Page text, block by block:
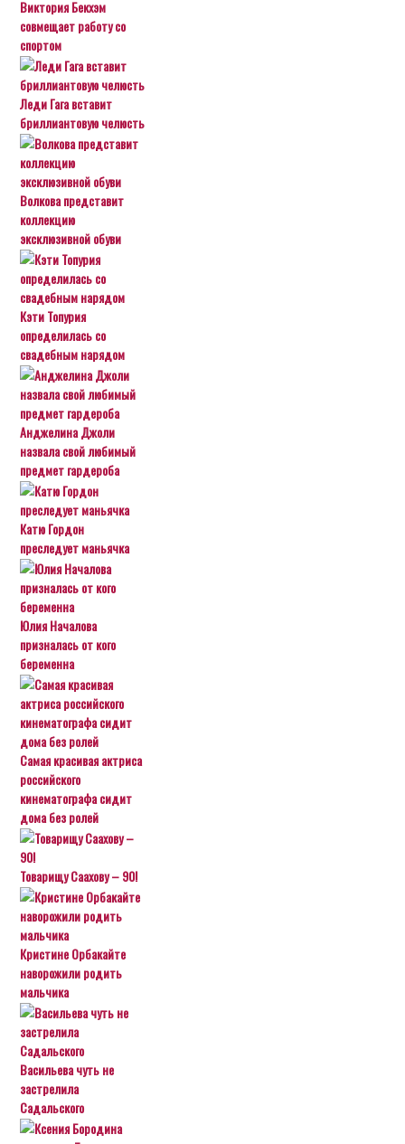
Виктория Бекхэм
совмещает работу со
спортом
Леди Гага вставит
бриллиантовую челюсть
Волкова представит
коллекцию
эксклюзивной обуви
Кэти Топурия
определилась со
свадебным нарядом
Анджелина Джоли
назвала свой любимый
предмет гардероба
Катю Гордон
преследует маньячка
Юлия Началова
призналась от кого
беременна
Самая красивая актриса
российского
кинематографа сидит
дома без ролей
Товарищу Саахову – 90!
Кристине Орбакайте
наворожили родить
мальчика
Васильева чуть не
застрелила
Садальского